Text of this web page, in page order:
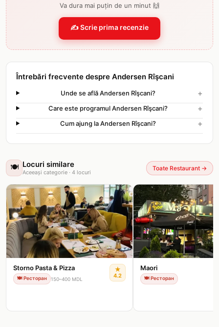
Va dura mai puțin de un minut 🙌
✍️ Scrie prima recenzie
Întrebări frecvente despre Andersen Rîşcani
Unde se află Andersen Rîşcani? +
Care este programul Andersen Rîşcani? +
Cum ajung la Andersen Rîşcani? +
🍽️ Locuri similare
Aceeași categorie · 4 locuri
Toate Restaurant →
Storno Pasta & Pizza
🍽️Ресторан 150–400 MDL
★
4.2
Maori
🍽️Ресторан